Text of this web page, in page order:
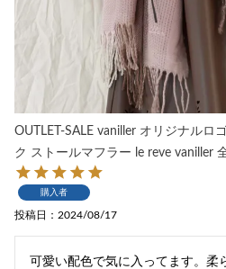
OUTLET-SALE vaniller オリジナルロ
ク ストールマフラー le reve vaniller
購入者
投稿日 2024/08/17
可愛い配色で気に入ってます。柔